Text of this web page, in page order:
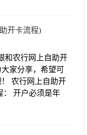
开卡流程)
和农行网上自助开
家分享，希望可
农行网上自助开
： 开户必须是年